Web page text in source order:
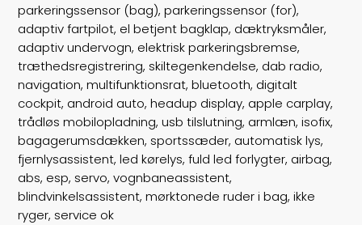
Vægt
Døre
Farve Hvidmetal
parkeringssensor (bag), parkeringssensor (for),
adaptiv fartpilot, el betjent bagklap, dæktryksmåler,
adaptiv undervogn, elektrisk parkeringsbremse,
træthedsregistrering, skiltegenkendelse, dab radio,
navigation, multifunktionsrat, bluetooth, digitalt
cockpit, android auto, headup display, apple carplay,
trådløs mobilopladning, usb tilslutning, armlæn, isofix,
bagagerumsdækken, sportssæder, automatisk lys,
fjernlysassistent, led kørelys, fuld led forlygter, airbag,
abs, esp, servo, vognbaneassistent,
blindvinkelsassistent, mørktonede ruder i bag, ikke
ryger, service ok